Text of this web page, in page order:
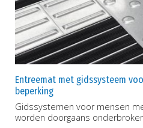
Entreemat met gidssysteem
beperking
Gidssystemen voor mensen
worden doorgaans